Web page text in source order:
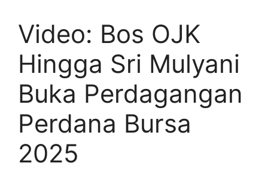
Video: Bos OJK
Hingga Sri Mulyani
Buka Perdagangan
Perdana Bursa
2025